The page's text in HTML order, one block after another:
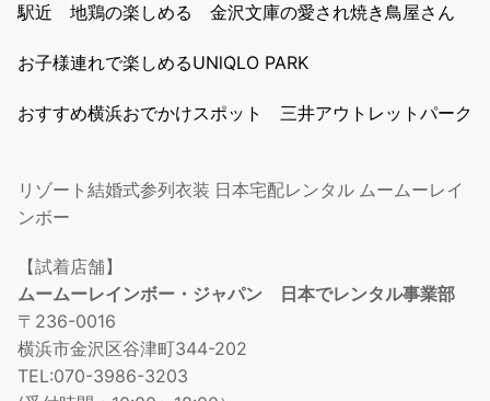
駅近 地鶏の楽しめる 金沢文庫の愛され焼き鳥屋さん
お子様連れで楽しめるUNlQLO PARK
おすすめ横浜おでかけスポット 三井アウトレットパーク
リゾート結婚式参列衣装 日本宅配レンタル ムームーレイ
ンボー
【試着店舗】
ムームーレインボー・ジャパン 日本でレンタル事業部
〒236-0016
横浜市金沢区谷津町344-202
TEL:070-3986-3203